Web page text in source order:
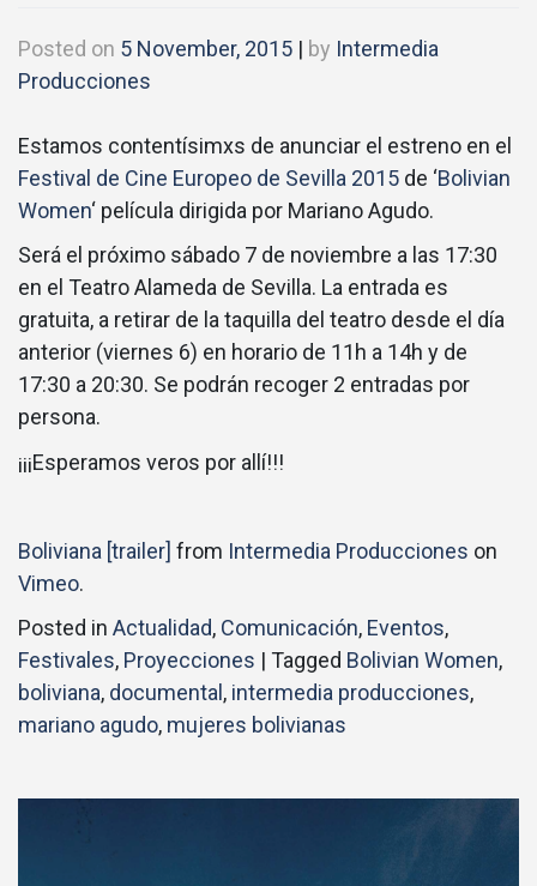
Posted on 5 November, 2015 | by Intermedia
Producciones
Estamos contentísimxs de anunciar el estreno en el
Festival de Cine Europeo de Sevilla 2015 de ‘Bolivian
Women‘ película dirigida por Mariano Agudo.
Será el próximo sábado 7 de noviembre a las 17:30
en el Teatro Alameda de Sevilla. La entrada es
gratuita, a retirar de la taquilla del teatro desde el día
anterior (viernes 6) en horario de 11h a 14h y de
17:30 a 20:30. Se podrán recoger 2 entradas por
persona.
¡¡¡Esperamos veros por allí!!!
Boliviana [trailer] from Intermedia Producciones on
Vimeo.
Posted in Actualidad, Comunicación, Eventos,
Festivales, Proyecciones | Tagged Bolivian Women,
boliviana, documental , intermedia producciones,
mariano agudo, mujeres bolivianas